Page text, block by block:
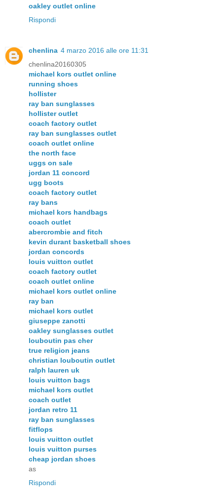
oakley outlet online
Rispondi
chenlina 4 marzo 2016 alle ore 11:31
chenlina20160305
michael kors outlet online
running shoes
hollister
ray ban sunglasses
hollister outlet
coach factory outlet
ray ban sunglasses outlet
coach outlet online
the north face
uggs on sale
jordan 11 concord
ugg boots
coach factory outlet
ray bans
michael kors handbags
coach outlet
abercrombie and fitch
kevin durant basketball shoes
jordan concords
louis vuitton outlet
coach factory outlet
coach outlet online
michael kors outlet online
ray ban
michael kors outlet
giuseppe zanotti
oakley sunglasses outlet
louboutin pas cher
true religion jeans
christian louboutin outlet
ralph lauren uk
louis vuitton bags
michael kors outlet
coach outlet
jordan retro 11
ray ban sunglasses
fitflops
louis vuitton outlet
louis vuitton purses
cheap jordan shoes
as
Rispondi